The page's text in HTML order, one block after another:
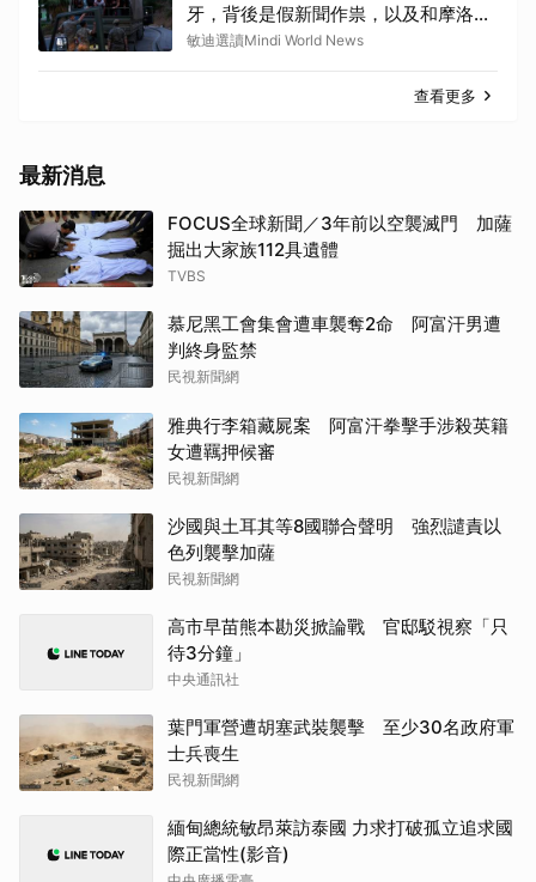
牙，背後是假新聞作祟，以及和摩洛哥
的歷史恩怨
敏迪選讀Mindi World News
查看更多
最新消息
FOCUS全球新聞／3年前以空襲滅門 加薩
掘出大家族112具遺體
TVBS
慕尼黑工會集會遭車襲奪2命 阿富汗男遭
判終身監禁
民視新聞網
雅典行李箱藏屍案 阿富汗拳擊手涉殺英籍
女遭羈押候審
民視新聞網
沙國與土耳其等8國聯合聲明 強烈譴責以
色列襲擊加薩
民視新聞網
高市早苗熊本勘災掀論戰 官邸駁視察「只
待3分鐘」
中央通訊社
葉門軍營遭胡塞武裝襲擊 至少30名政府軍
士兵喪生
民視新聞網
緬甸總統敏昂萊訪泰國 力求打破孤立追求國
際正當性(影音)